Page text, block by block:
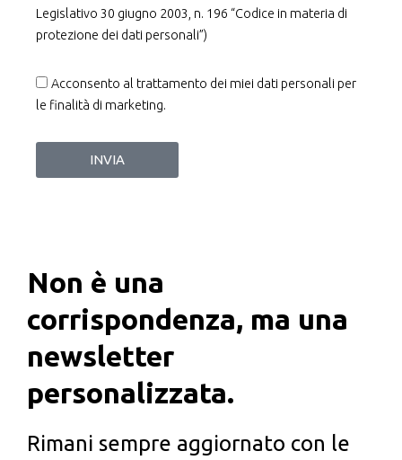
Legislativo 30 giugno 2003, n. 196 “Codice in materia di
protezione dei dati personali”)
Acconsento al trattamento dei miei dati personali per
le finalità di marketing.
INVIA
Non è una
corrispondenza, ma una
newsletter
personalizzata.
Rimani sempre aggiornato con le